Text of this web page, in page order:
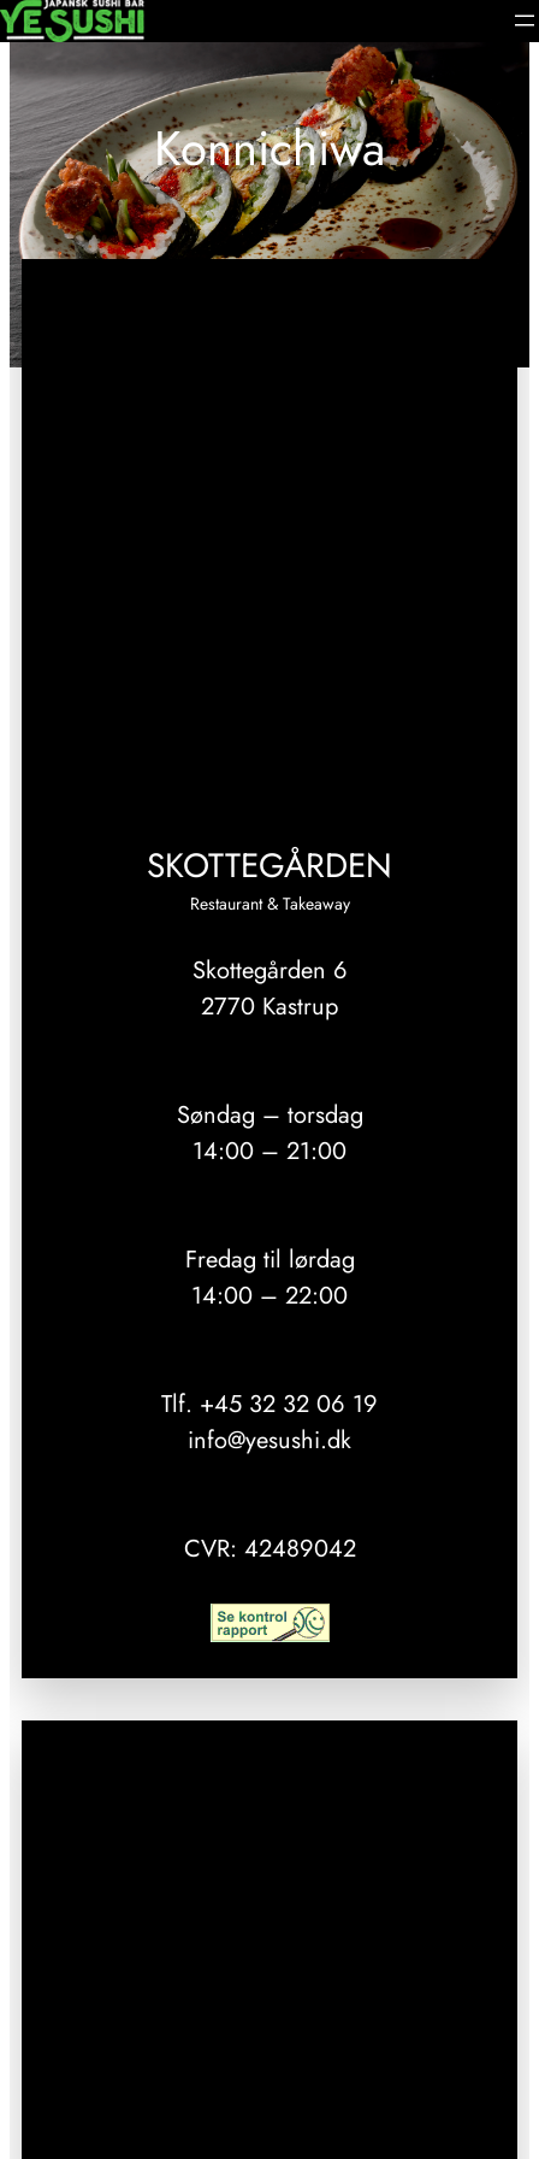
SKOTTEGÅRDEN
Restaurant & Takeaway
Skottegården 6
2770 Kastrup
Søndag – torsdag
14:00 – 21:00
Fredag til lørdag
14:00 – 22:00
Tlf. +45 32 32 06 19
info@yesushi.dk
CVR: 42489042